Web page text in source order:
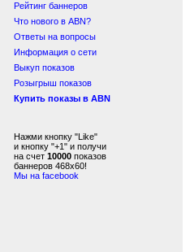
Рейтинг баннеров
Что нового в ABN?
Ответы на вопросы
Информация о сети
Выкуп показов
Розыгрыш показов
Купить показы в ABN
Нажми кнопку "Like"
и кнопку "+1" и получи
на счет 10000 показов
баннеров 468x60!
Мы на facebook